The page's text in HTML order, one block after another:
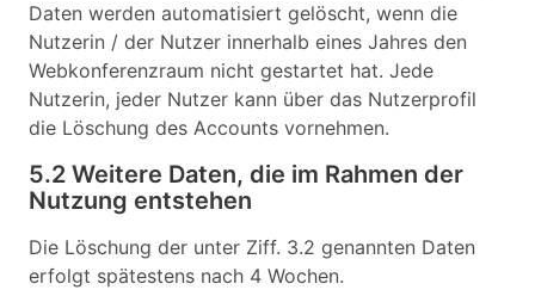
Daten werden automatisiert gelöscht, wenn die
Nutzerin / der Nutzer innerhalb eines Jahres den
Webkonferenzraum nicht gestartet hat. Jede
Nutzerin, jeder Nutzer kann über das Nutzerprofil
die Löschung des Accounts vornehmen.
5.2 Weitere Daten, die im Rahmen der
Nutzung entstehen
Die Löschung der unter Ziff. 3.2 genannten Daten
erfolgt spätestens nach 4 Wochen.